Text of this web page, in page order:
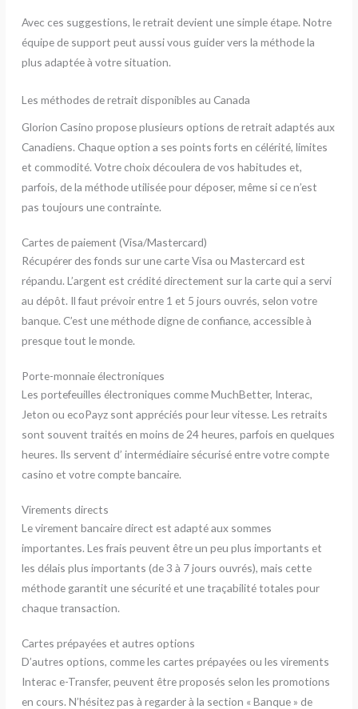
Avec ces suggestions, le retrait devient une simple étape. Notre
équipe de support peut aussi vous guider vers la méthode la
plus adaptée à votre situation.
Les méthodes de retrait disponibles au Canada
Glorion Casino propose plusieurs options de retrait adaptés aux
Canadiens. Chaque option a ses points forts en célérité, limites
et commodité. Votre choix découlera de vos habitudes et,
parfois, de la méthode utilisée pour déposer, même si ce n’est
pas toujours une contrainte.
Cartes de paiement (Visa/Mastercard)
Récupérer des fonds sur une carte Visa ou Mastercard est
répandu. L’argent est crédité directement sur la carte qui a servi
au dépôt. Il faut prévoir entre 1 et 5 jours ouvrés, selon votre
banque. C’est une méthode digne de confiance, accessible à
presque tout le monde.
Porte-monnaie électroniques
Les portefeuilles électroniques comme MuchBetter, Interac,
Jeton ou ecoPayz sont appréciés pour leur vitesse. Les retraits
sont souvent traités en moins de 24 heures, parfois en quelques
heures. Ils servent d’ intermédiaire sécurisé entre votre compte
casino et votre compte bancaire.
Virements directs
Le virement bancaire direct est adapté aux sommes
importantes. Les frais peuvent être un peu plus importants et
les délais plus importants (de 3 à 7 jours ouvrés), mais cette
méthode garantit une sécurité et une traçabilité totales pour
chaque transaction.
Cartes prépayées et autres options
D’autres options, comme les cartes prépayées ou les virements
Interac e-Transfer, peuvent être proposés selon les promotions
en cours. N’hésitez pas à regarder à la section « Banque » de